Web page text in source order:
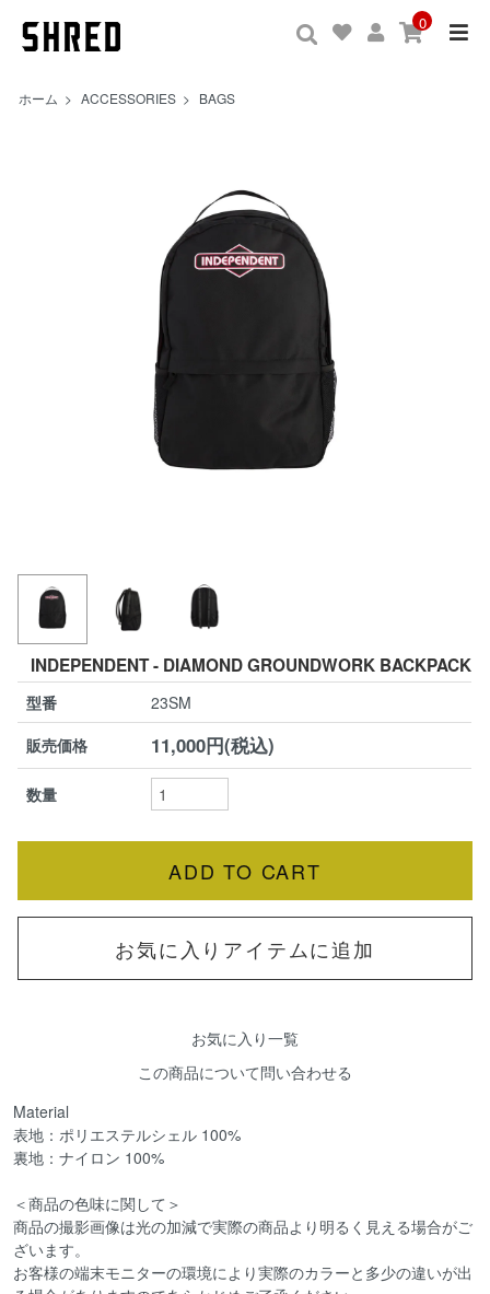
0
ホーム > ACCESSORIES > BAGS
INDEPENDENT - DIAMOND GROUNDWORK BACKPACK
型番
23SM
販売価格
11,000円(税込)
数量
お気に入りアイテムに追加
お気に入り一覧
この商品について問い合わせる
Material
表地：ポリエステルシェル 100%
裏地：ナイロン 100%
＜商品の色味に関して＞
商品の撮影画像は光の加減で実際の商品より明るく見える場合がご
ざいます。
お客様の端末モニターの環境により実際のカラーと多少の違いが出